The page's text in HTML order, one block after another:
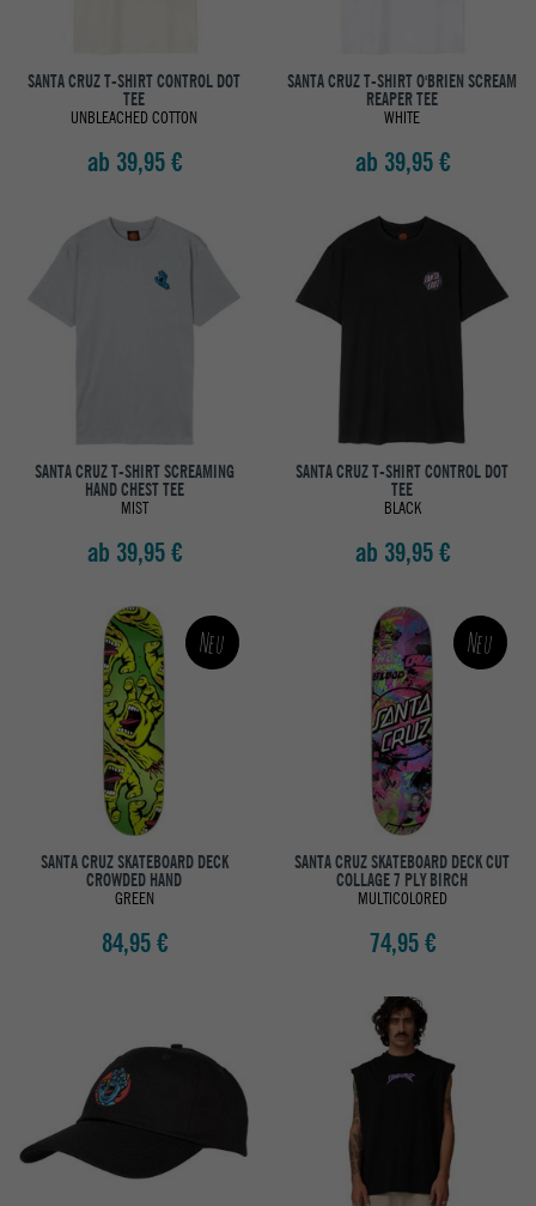
SANTA CRUZ T-SHIRT CONTROL DOT
TEE
UNBLEACHED COTTON
ab 39,95 €
SANTA CRUZ T-SHIRT O'BRIEN SCREAM
REAPER TEE
WHITE
ab 39,95 €
SANTA CRUZ T-SHIRT SCREAMING
HAND CHEST TEE
MIST
ab 39,95 €
SANTA CRUZ T-SHIRT CONTROL DOT
TEE
BLACK
ab 39,95 €
Neu
SANTA CRUZ SKATEBOARD DECK
CROWDED HAND
GREEN
84,95 €
Neu
SANTA CRUZ SKATEBOARD DECK CUT
COLLAGE 7 PLY BIRCH
MULTICOLORED
74,95 €